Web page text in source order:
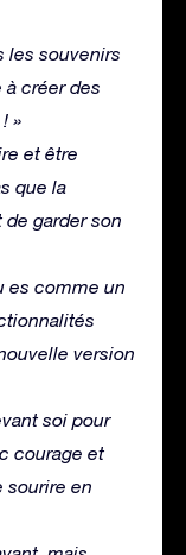
les souvenirs
créer des
»
et être
que la
garder son
es comme un
version
soi pour
courage et
sourire en